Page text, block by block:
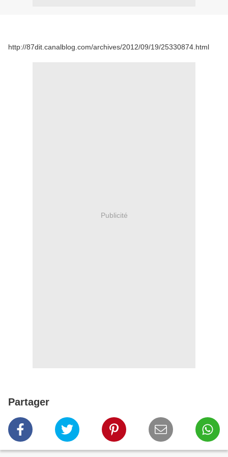
http://87dit.canalblog.com/archives/2012/09/19/25330874.html
Publicité
Partager